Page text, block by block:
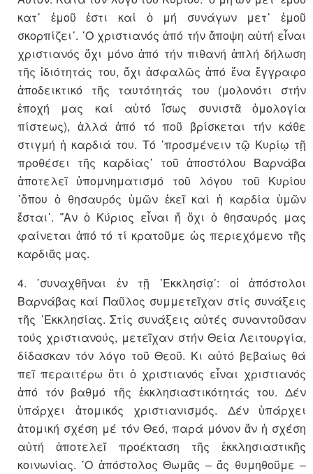
κατ᾽ ἐμοῦ ἐστι καί ὁ μή συνάγων μετ᾽ ἐμοῦ
σκορπίζει᾽. ῾Ο χριστιανός ἀπό τήν ἄποψη αὐτή εἶναι
χριστιανός ὄχι μόνο ἀπό τήν πιθανή ἁπλή δήλωση
τῆς ἰδιότητάς του, ὄχι ἀσφαλῶς ἀπό ἕνα ἔγγραφο
ἀποδεικτικό τῆς ταυτότητάς του (μολονότι στήν
ἐποχή μας καί αὐτό ἴσως συνιστᾶ ὁμολογία
πίστεως), ἀλλά ἀπό τό ποῦ βρίσκεται τήν κάθε
στιγμή ἡ καρδιά του. Τό ῾προσμένειν τῷ Κυρίῳ τῇ
προθέσει τῆς καρδίας᾽ τοῦ ἀποστόλου Βαρνάβα
ἀποτελεῖ ὑπομνηματισμό τοῦ λόγου τοῦ Κυρίου
῾ὅπου ὁ θησαυρός ὑμῶν ἐκεῖ καί ἡ καρδία ὑμῶν
ἔσται᾽. ῎Αν ὁ Κύριος εἶναι ἤ ὄχι ὁ θησαυρός μας
φαίνεται ἀπό τό τί κρατοῦμε ὡς περιεχόμενο τῆς
καρδιᾶς μας.
4. ῾συναχθῆναι ἐν τῇ ᾽Εκκλησίᾳ᾽: οἱ ἀπόστολοι
Βαρνάβας καί Παῦλος συμμετεῖχαν στίς συνάξεις
τῆς ᾽Εκκλησίας. Στίς συνάξεις αὐτές συναντοῦσαν
τούς χριστιανούς, μετεῖχαν στήν Θεία Λειτουργία,
δίδασκαν τόν λόγο τοῦ Θεοῦ. Κι αὐτό βεβαίως θά
πεῖ περαιτέρω ὅτι ὁ χριστιανός εἶναι χριστιανός
ἀπό τόν βαθμό τῆς ἐκκλησιαστικότητάς του. Δέν
ὑπάρχει ἀτομικός χριστιανισμός. Δέν ὑπάρχει
ἀτομική σχέση μέ τόν Θεό, παρά μόνον ἄν ἡ σχέση
αὐτή ἀποτελεῖ προέκταση τῆς ἐκκλησιαστικῆς
κοινωνίας. ῾Ο ἀπόστολος Θωμᾶς – ἄς θυμηθοῦμε –